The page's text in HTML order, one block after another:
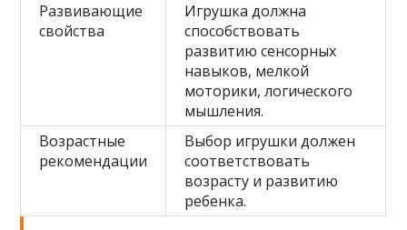
Развивающие
свойства
Игрушка должна
способствовать
развитию сенсорных
навыков, мелкой
моторики, логического
мышления.
Возрастные
рекомендации
Выбор игрушки должен
соответствовать
возрасту и развитию
ребенка.